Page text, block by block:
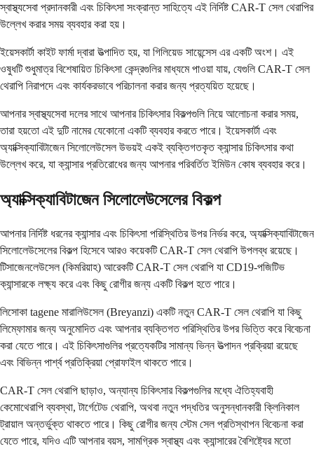
স্বাস্থ্যসেবা প্রদানকারী এবং চিকিৎসা সংক্রান্ত সাহিত্যে এই নির্দিষ্ট CAR-T সেল থেরাপির
উল্লেখ করার সময় ব্যবহার করা হয়।
ইয়েসকার্টা কাইট ফার্মা দ্বারা উত্পাদিত হয়, যা গিলিয়েড সায়েন্সেস এর একটি অংশ। এই
ওষুধটি শুধুমাত্র বিশেষায়িত চিকিৎসা কেন্দ্রগুলির মাধ্যমে পাওয়া যায়, যেগুলি CAR-T সেল
থেরাপি নিরাপদে এবং কার্যকরভাবে পরিচালনা করার জন্য প্রত্যয়িত হয়েছে।
আপনার স্বাস্থ্যসেবা দলের সাথে আপনার চিকিৎসার বিকল্পগুলি নিয়ে আলোচনা করার সময়,
তারা হয়তো এই দুটি নামের যেকোনো একটি ব্যবহার করতে পারে। ইয়েসকার্টা এবং
অ্যাক্সিক্যাবিটাজেন সিলোলেউসেল উভয়ই একই ব্যক্তিগতকৃত ক্যান্সার চিকিৎসার কথা
উল্লেখ করে, যা ক্যান্সার প্রতিরোধের জন্য আপনার পরিবর্তিত ইমিউন কোষ ব্যবহার করে।
অ্যাক্সিক্যাবিটাজেন সিলোলেউসেলের বিকল্প
আপনার নির্দিষ্ট ধরনের ক্যান্সার এবং চিকিৎসা পরিস্থিতির উপর নির্ভর করে, অ্যাক্সিক্যাবিটাজেন
সিলোলেউসেলের বিকল্প হিসেবে আরও কয়েকটি CAR-T সেল থেরাপি উপলব্ধ রয়েছে।
টিসাজেনলেউসেল (কিমরিয়াহ) আরেকটি CAR-T সেল থেরাপি যা CD19-পজিটিভ
ক্যান্সারকে লক্ষ্য করে এবং কিছু রোগীর জন্য একটি বিকল্প হতে পারে।
লিসোকা tagene মারালিউসেল (Breyanzi) একটি নতুন CAR-T সেল থেরাপি যা কিছু
লিম্ফোমার জন্য অনুমোদিত এবং আপনার ব্যক্তিগত পরিস্থিতির উপর ভিত্তি করে বিবেচনা
করা যেতে পারে। এই চিকিৎসাগুলির প্রত্যেকটির সামান্য ভিন্ন উত্পাদন প্রক্রিয়া রয়েছে
এবং বিভিন্ন পার্শ্ব প্রতিক্রিয়া প্রোফাইল থাকতে পারে।
CAR-T সেল থেরাপি ছাড়াও, অন্যান্য চিকিৎসার বিকল্পগুলির মধ্যে ঐতিহ্যবাহী
কেমোথেরাপি ব্যবস্থা, টার্গেটেড থেরাপি, অথবা নতুন পদ্ধতির অনুসন্ধানকারী ক্লিনিকাল
ট্রায়াল অন্তর্ভুক্ত থাকতে পারে। কিছু রোগীর জন্য স্টেম সেল প্রতিস্থাপন বিবেচনা করা
যেতে পারে, যদিও এটি আপনার বয়স, সামগ্রিক স্বাস্থ্য এবং ক্যান্সারের বৈশিষ্ট্যের মতো